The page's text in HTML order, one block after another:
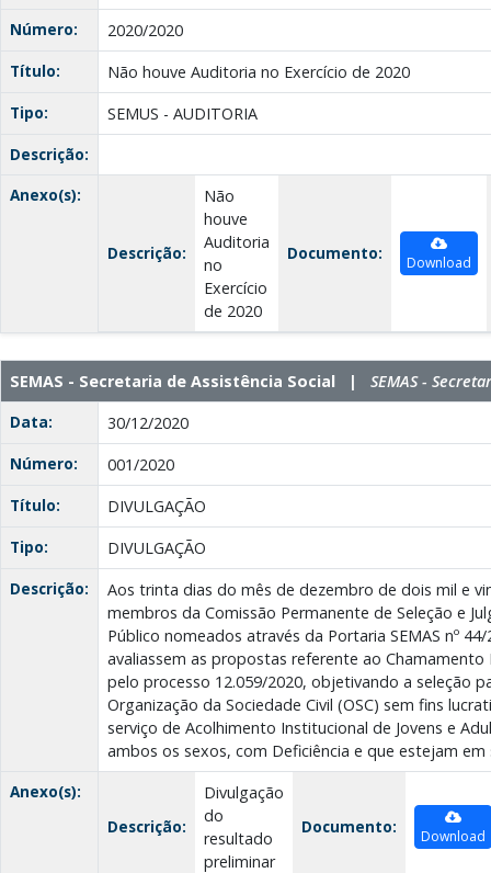
Número:
2020/2020
Título:
Não houve Auditoria no Exercício de 2020
Tipo:
SEMUS - AUDITORIA
Descrição:
Anexo(s):
Descrição:
Não
houve
Auditoria
no
Exercício
de 2020
Documento: Download
SEMAS - Secretaria de Assistência Social | SEMAS -
Data:
30/12/2020
Número:
001/2020
Título:
DIVULGAÇÃO
Tipo:
DIVULGAÇÃO
Descrição:
Aos trinta dias do mês de dezembro de dois mil e
membros da Comissão Permanente de Seleção e
Público nomeados através da Portaria SEMAS nº
avaliassem as propostas referente ao
pelo processo 12.059/2020, objetivando a seleção
Organização da Sociedade Civil (OSC) sem fins
serviço de Acolhimento Institucional de Jovens e
ambos os sexos, com Deficiência e que estejam
Anexo(s):
Descrição:
Divulgação
do
resultado
preliminar
Documento: Download